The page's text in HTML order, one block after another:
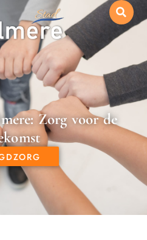
Zorg voor de